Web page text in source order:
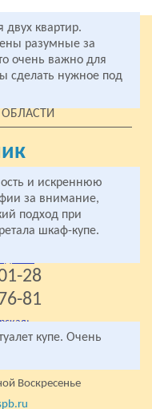
двух квартир.
разумные за
очень важно для
сделать нужное под
и искреннюю
за внимание,
подход при
шкаф-купе.
купе. Очень
28
81
81
Ижоры 67
Воскресенье